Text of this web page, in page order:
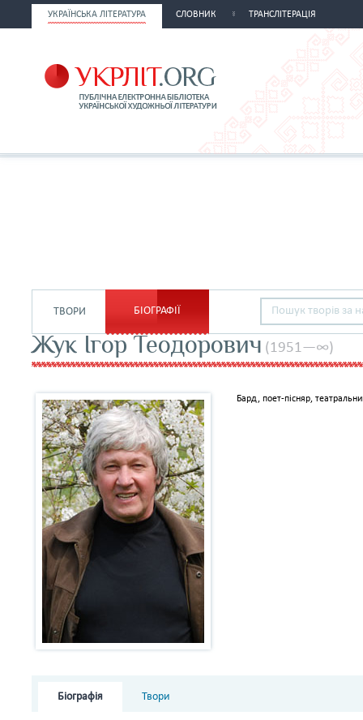
УКРАЇНСЬКА ЛІТЕРАТУРА СЛОВНИК ТРАНСЛІТЕРАЦІЯ
ТВОРИ БІОГРАФІЇ
Жук Ігор Теодорович (1951—∞)
Бард, поет-пісняр,
Біографія Твори